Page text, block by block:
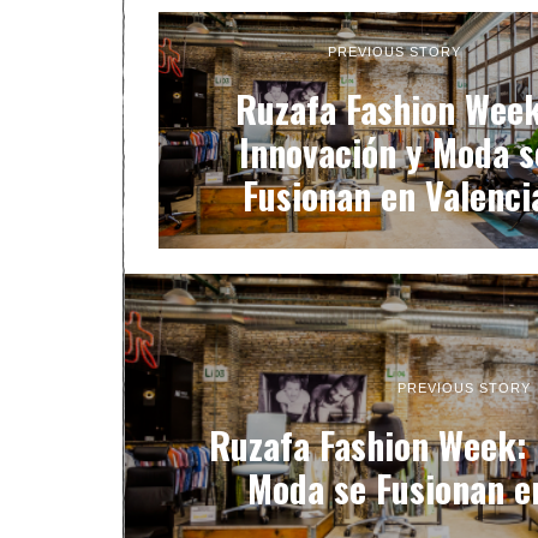
PREVIOUS STORY
Ruzafa Fashion
Innovación y Moda
Fusionan en
PREVIOUS STORY
Ruzafa Fashion
Moda se Fusionan